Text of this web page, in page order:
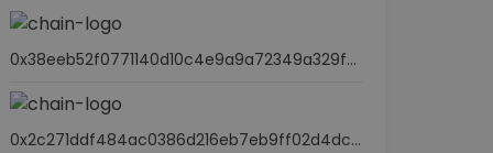
0x38eeb52f0771140d10c4e9a9a72349a329fe8a6a
0x2c271ddf484ac0386d216eb7eb9ff02d4dc0f6aa